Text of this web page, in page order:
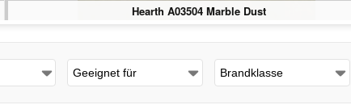
Hearth A03504 Marble Dust
Geeignet für Brandklasse